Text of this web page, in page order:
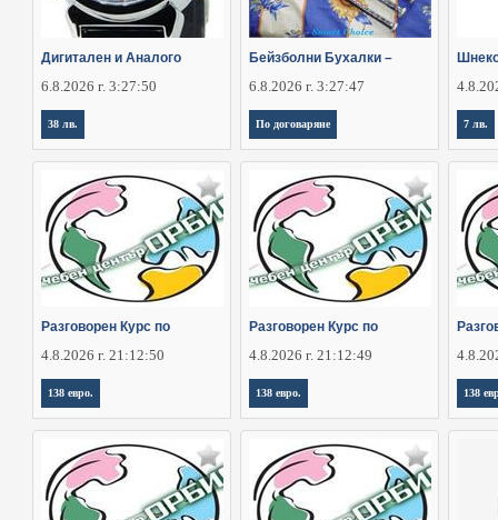
Дигитален и Аналого
6.8.2026 г. 3:27:50
38 лв.
Бейзболни Бухалки –
6.8.2026 г. 3:27:47
По договаряне 7 лв.
Разговорен Курс по
4.8.2026 г. 21:12:50
138 евро.
Разговорен Курс по
4.8.2026 г. 21:12:49
138 евро. 138